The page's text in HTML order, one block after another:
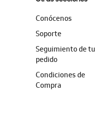
Conócenos
Soporte
Seguimiento de tu
pedido
Condiciones de
Compra